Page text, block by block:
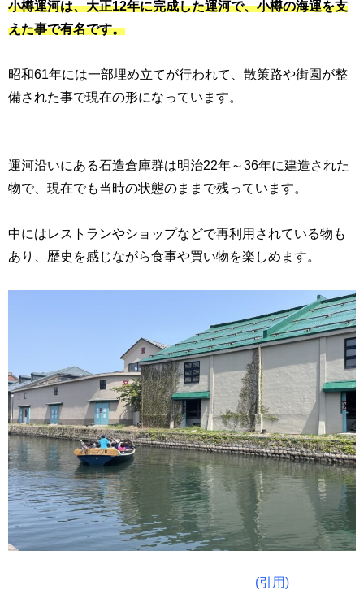
小樽運河は、大正12年に完成した運河で、小樽の海運を支
えた事で有名です。
昭和61年には一部埋め立てが行われて、散策路や街園が整
備された事で現在の形になっています。
運河沿いにある石造倉庫群は明治22年～36年に建造された
物で、現在でも当時の状態のままで残っています。
中にはレストランやショップなどで再利用されている物も
あり、歴史を感じながら食事や買い物を楽しめます。
(引用)